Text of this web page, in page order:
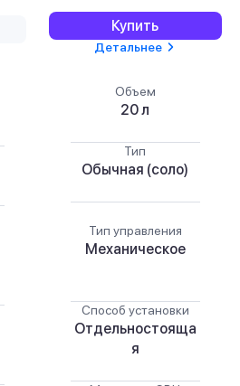
Купить
Детальнее
Объем
20 л
Тип
Обычная (соло)
Тип управления
Механическое
Способ установки
Отдельностояща
я